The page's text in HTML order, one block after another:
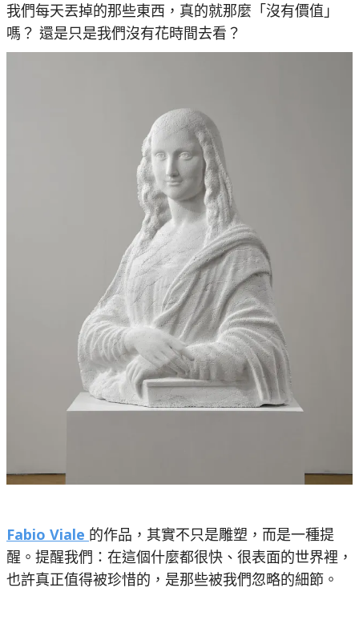
我們每天丟掉的那些東西，真的就那麼「沒有價值」
嗎？ 還是只是我們沒有花時間去看？
Fabio Viale 的作品，其實不只是雕塑，而是一種提
醒。提醒我們：在這個什麼都很快、很表面的世界裡，
也許真正值得被珍惜的，是那些被我們忽略的細節。